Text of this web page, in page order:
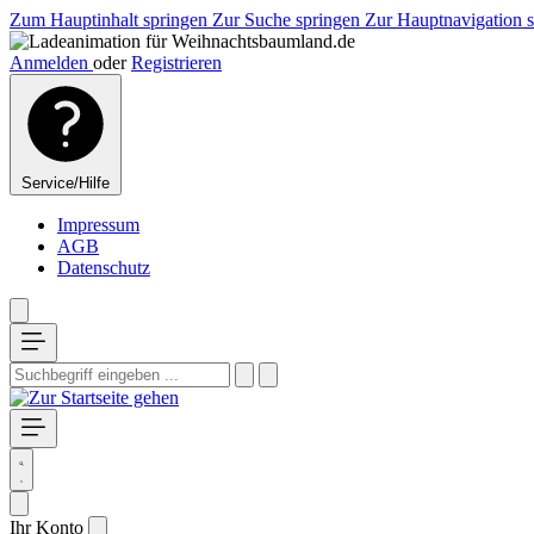
Zum Hauptinhalt springen Zur Suche springen Zur Hauptnavigation
Anmelden oder Registrieren
Service/Hilfe
Impressum
AGB
Datenschutz
Ihr Konto